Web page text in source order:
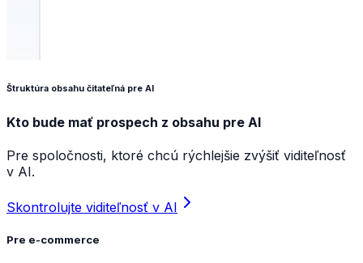
Štruktúra obsahu čitateľná pre AI
Kto bude mať prospech z obsahu pre AI
Pre spoločnosti, ktoré chcú rýchlejšie zvýšiť viditeľnosť
v AI.
Skontrolujte viditeľnosť v AI
Pre e-commerce